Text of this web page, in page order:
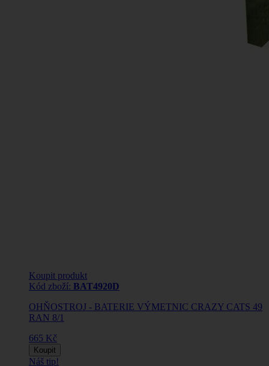
Koupit produkt
Kód zboží: BAT4920D
OHŇOSTROJ - BATERIE VÝMETNIC CRAZY CATS 49
RAN 8/1
665 Kč
Koupit
Náš tip!